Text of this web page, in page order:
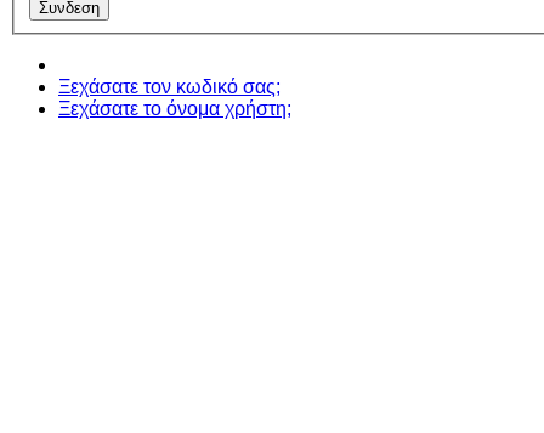
Ξεχάσατε τον κωδικό σας;
Ξεχάσατε το όνομα χρήστη;